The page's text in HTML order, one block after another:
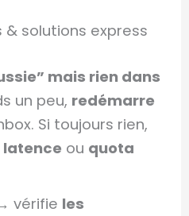
solutions express
mais rien dans
un peu, redémarre
Si toujours rien,
latence ou quota
vérifie les